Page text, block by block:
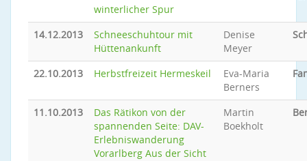
winterlicher Spur
14.12.2013
Schneeschuhtour mit
Hüttenankunft
Denise
Meyer
22.10.2013 Herbstfreizeit Hermeskeil
Eva-Maria
Berners
11.10.2013
Das Rätikon von der
spannenden Seite: DAV-
Erlebniswanderung
Vorarlberg Aus der Sicht
Martin
Boekholt